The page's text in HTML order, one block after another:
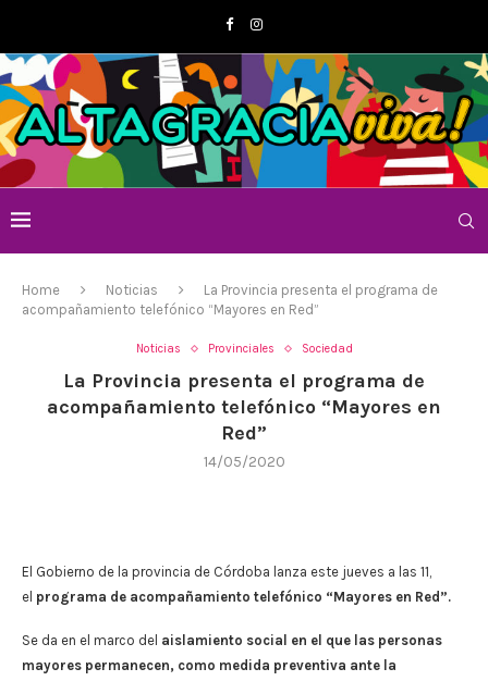
Home Noticias
La Provincia presenta el programa de
acompañamiento telefónico “Mayores en Red”
Noticias Provinciales Sociedad
La Provincia presenta el programa de
acompañamiento telefónico “Mayores en
Red”
14/05/2020
El Gobierno de la provincia de Córdoba lanza este jueves a las 11,
el programa de acompañamiento telefónico “Mayores en Red”.
Se da en el marco del aislamiento social en el que las personas
mayores permanecen, como medida preventiva ante la